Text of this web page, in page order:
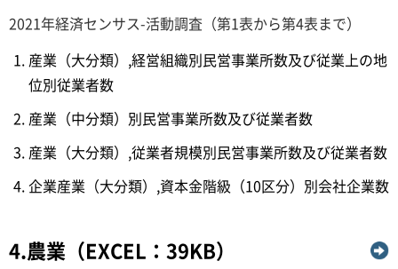
2021年経済センサス-活動調査（第1表から第4表まで）
産業（大分類）,経営組織別民営事業所数及び従業上の地
位別従業者数
産業（中分類）別民営事業所数及び従業者数
産業（大分類）,従業者規模別民営事業所数及び従業者数
企業産業（大分類）,資本金階級（10区分）別会社企業数
4.農業（EXCEL：39KB）